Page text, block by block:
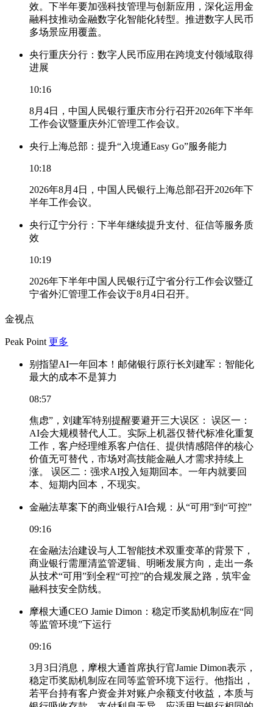
效。下半年要加强科技管理与创新应用，深化运用金
融科技推动金融数字化智能化转型。推进数字人民币
多场景应用覆盖。
央行重庆分行：数字人民币应用在跨境支付领域取得
进展
10:16
8月4日，中国人民银行重庆市分行召开2026年下半年
工作会议暨重庆外汇管理工作会议。
央行上海总部：提升“入境通Easy Go”服务能力
10:18
2026年8月4日，中国人民银行上海总部召开2026年下
半年工作会议。
央行辽宁分行：下半年继续提升支付、征信等服务质
效
10:19
2026年下半年中国人民银行辽宁省分行工作会议暨辽
宁省外汇管理工作会议于8月4日召开。
金视点
Peak Point 更多
别指望AI一年回本！邮储银行原行长刘建军：智能化
最大的成本不是算力
08:57
焦虑”，刘建军特别提醒要避开三大误区： 误区一：
AI会大规模替代人工。实际上机器仅替代标准化重复
工作，客户经理维系客户信任、提供情感陪伴的核心
价值无可替代，市场对高技能金融人才需求持续上
涨。 误区二：强求AI投入短期回本。一年内就要回
本、短期内回本，不现实。
金融法草案下的商业银行AI合规：从“可用”到“可控”
09:16
在金融法治建设与人工智能技术双重变革的背景下，
商业银行需厘清监管逻辑、明晰发展方向，走出一条
从技术“可用”到全程“可控”的合规发展之路，筑牢金
融科技安全防线。
摩根大通CEO Jamie Dimon：稳定币奖励机制应在“同
等监管环境”下运行
09:16
3月3日消息，摩根大通首席执行官Jamie Dimon表示，
稳定币奖励机制应在同等监管环境下运行。他指出，
若平台持有客户资金并对账户余额支付收益，本质与